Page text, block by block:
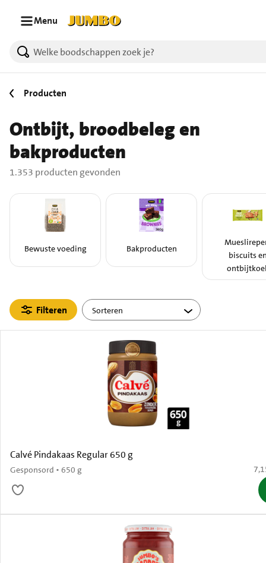
Menu
1353 producten gevonden.
Producten
Ontbijt, broodbeleg en
bakproducten
1.353 producten gevonden
Bewuste voeding Bakproducten
biscuits
Filteren
Calvé Pindakaas Regular 650 g
Gesponsord • 650 g €